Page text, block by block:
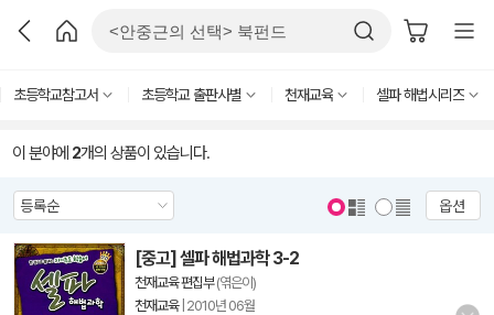
초등학교참고서 초등학교 출판사별 천재교육 셀파 해법시리즈
이 분야에 2개의 상품이 있습니다.
옵션
[중고] 셀파 해법과학 3-2
천재교육 편집부(엮은이)
천재교육| 2010년 06월